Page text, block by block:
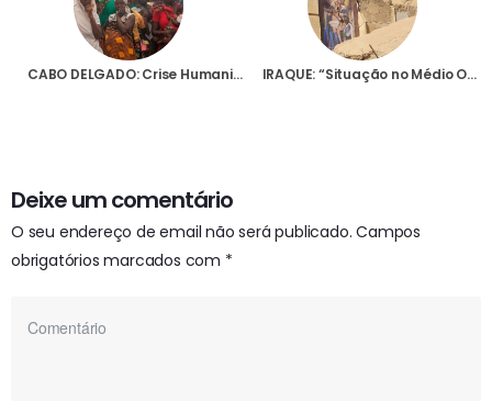
CABO DELGADO: Crise Humanitária IRAQUE: “Situação no Médio Oriente continua a ser alarmante” para os Cristãos, afirma padre maronita
Deixe um comentário
O seu endereço de email não será publicado. Campos
obrigatórios marcados com *